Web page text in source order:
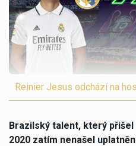
Reinier Jesus odchází na
Brazilský talent, který
2020 zatím nenašel